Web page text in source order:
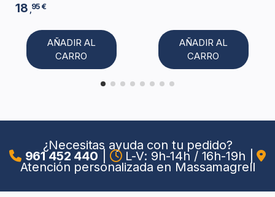
18 95 €
AÑADIR AL
CARRO
AÑADIR AL
CARRO
¿Necesitas ayuda con tu pedido?
961 452 440 L-V: 9h-14h / 16h-19h
Atención personalizada en Massamagrell